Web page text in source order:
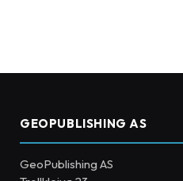
GEOPUBLISHING AS
GeoPublishing AS